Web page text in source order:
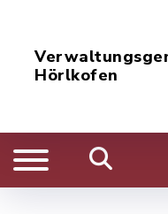
Hörlkofen